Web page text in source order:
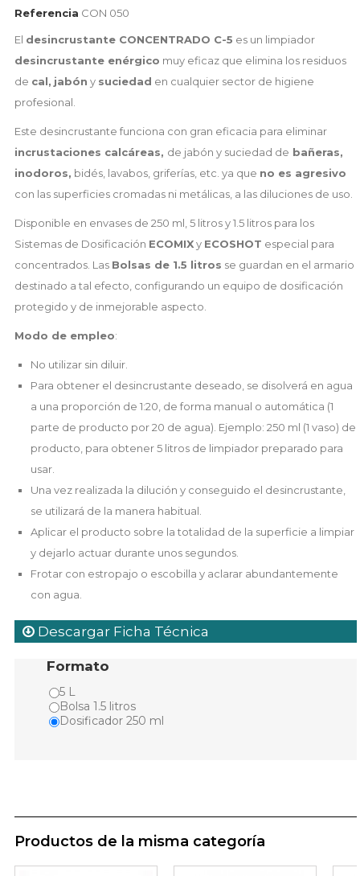
Referencia CON 050
El desincrustante CONCENTRADO C-5 es un limpiador
desincrustante enérgico muy eficaz que elimina los residuos
de cal, jabón y suciedad en cualquier sector de higiene
profesional.
Este desincrustante funciona con gran eficacia para eliminar
incrustaciones calcáreas, de jabón y suciedad de bañeras,
inodoros, bidés, lavabos, griferías, etc. ya que no es agresivo
con las superficies cromadas ni metálicas, a las diluciones de uso.
Disponible en envases de 250 ml, 5 litros y 1.5 litros para los
Sistemas de Dosificación ECOMIXy ECOSHOT especial para
concentrados. Las Bolsas de 1.5 litros se guardan en el armario
destinado a tal efecto, configurando un equipo de dosificación
protegido y de inmejorable aspecto.
Modo de empleo:
No utilizar sin diluir.
Para obtener el desincrustante deseado, se disolverá en agua
a una proporción de 1:20, de forma manual o automática (1
parte de producto por 20 de agua). Ejemplo: 250 ml (1 vaso) de
producto, para obtener 5 litros de limpiador preparado para
usar.
Una vez realizada la dilución y conseguido el desincrustante,
se utilizará de la manera habitual.
Aplicar el producto sobre la totalidad de la superficie a limpiar
y dejarlo actuar durante unos segundos.
Frotar con estropajo o escobilla y aclarar abundantemente
con agua.
Descargar Ficha Técnica
Formato
5 L
Bolsa 1.5 litros
Dosificador 250 ml
Productos de la misma categoría